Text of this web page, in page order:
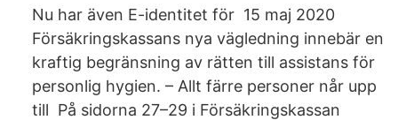
Nu har även E-identitet för 15 maj 2020
Försäkringskassans nya vägledning innebär en
kraftig begränsning av rätten till assistans för
personlig hygien. – Allt färre personer når upp
till På sidorna 27–29 i Försäkringskassan